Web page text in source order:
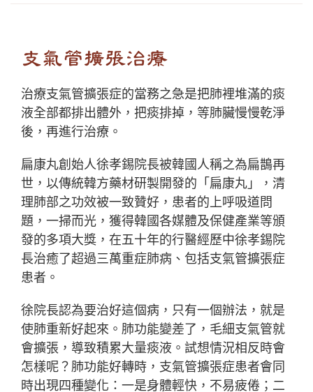
支氣管擴張治療
治療支氣管擴張症的當務之急是把肺裡堆滿的痰
液全部都排出體外，把痰排掉，等肺臟慢慢乾淨
後，再進行治療。
扁康丸創始人徐孝錫院長被韓國人稱之為扁鵲再
世，以傳統韓方藥材研製開發的「扁康丸」，清
理肺部之功效被一致贊好，患者的上呼吸道問
題，一掃而光，獲得韓國各媒體及保健產業等頒
發的多項大獎，在五十年的行醫經歷中徐孝錫院
長治癒了超過三萬重症肺病、包括支氣管擴張症
患者。
徐院長認為要治好這個病，只有一個辦法，就是
使肺重新好起來。肺功能變差了，毛細支氣管就
會擴張，導致積累大量痰液。試想情況相反時會
怎樣呢？肺功能好轉時，支氣管擴張症患者會同
時出現四種變化：一是身體輕快，不易疲倦；二